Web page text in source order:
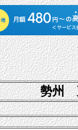
勢州